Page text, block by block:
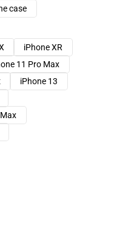
case
iPhone XR
11 Pro Max
iPhone 13